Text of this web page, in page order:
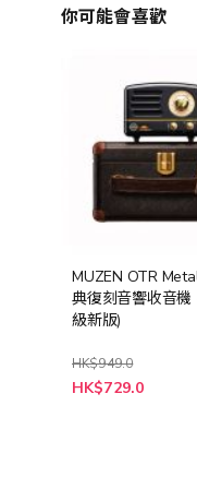
你可能會喜歡
MUZEN OTR
典復刻音響收音機
級新版)
HK$949.0
HK$729.0